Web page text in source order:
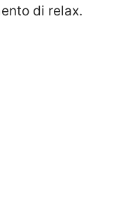
di relax.